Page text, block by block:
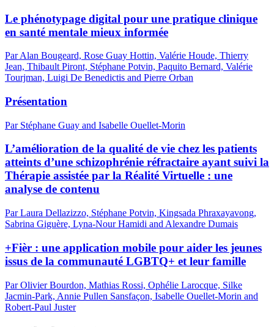
Le phénotypage digital pour une pratique clinique
en santé mentale mieux informée
Par Alan Bougeard, Rose Guay Hottin, Valérie Houde, Thierry
Jean, Thibault Piront, Stéphane Potvin, Paquito Bernard, Valérie
Tourjman, Luigi De Benedictis and Pierre Orban
Présentation
Par Stéphane Guay and Isabelle Ouellet-Morin
L’amélioration de la qualité de vie chez les patients
atteints d’une schizophrénie réfractaire ayant suivi la
Thérapie assistée par la Réalité Virtuelle : une
analyse de contenu
Par Laura Dellazizzo, Stéphane Potvin, Kingsada Phraxayavong,
Sabrina Giguère, Lyna-Nour Hamidi and Alexandre Dumais
+Fièr : une application mobile pour aider les jeunes
issus de la communauté LGBTQ+ et leur famille
Par Olivier Bourdon, Mathias Rossi, Ophélie Larocque, Silke
Jacmin-Park, Annie Pullen Sansfaçon, Isabelle Ouellet-Morin and
Robert-Paul Juster